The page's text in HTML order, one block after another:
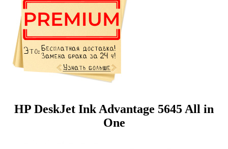
HP DeskJet Ink Advantage 5645 All in
One